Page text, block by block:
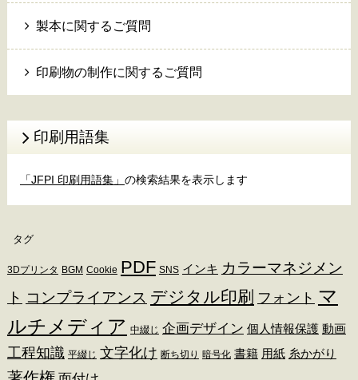
製本に関するご質問
印刷物の制作に関するご質問
印刷用語集
「JFPI 印刷用語集」 の検索結果を表示します
タグ
3Dプリンタ BGM Cookie PDF SNS インキ カラーマネジメン
ト コンプライアンス デジタル印刷 フォント マ
ルチメディア 中綴じ 企画デザイン 個人情報保護 動画
工程知識 平綴じ 文字化け 断ち切り 暗号化 書籍 用紙 糸かがり